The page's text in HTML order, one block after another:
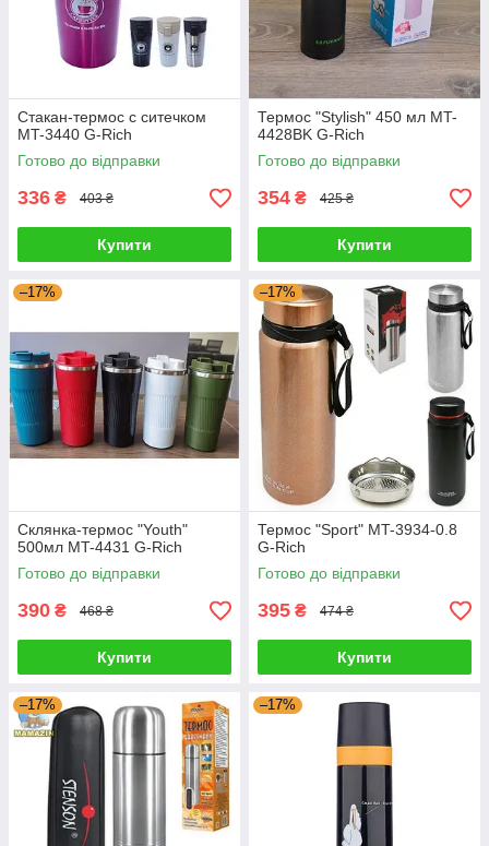
Стакан-термос с ситечком
MT-3440 G-Rich
Готово до відправки
336 ₴ 403 ₴
Купити
Термос "Stylish" 450 мл MT-
4428BK G-Rich
Готово до відправки
354 ₴ 425 ₴
Купити
–17%
Склянка-термос "Youth"
500мл MT-4431 G-Rich
Готово до відправки
390 ₴ 468 ₴
Купити
–17%
Термос "Sport" MT-3934-0.8
G-Rich
Готово до відправки
395 ₴ 474 ₴
Купити
–17% –17%